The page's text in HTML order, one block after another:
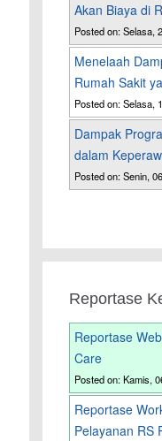
Akan Biaya di
Posted on: Selasa,
Menelaah
Rumah Sakit
Posted on: Selasa,
Dampak
dalam
Posted on: Senin,
Reportase
Reportase
Care
Posted on: Kamis,
Reportase
Pelayanan RS